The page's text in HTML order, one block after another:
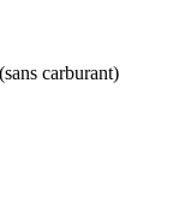
carburant)